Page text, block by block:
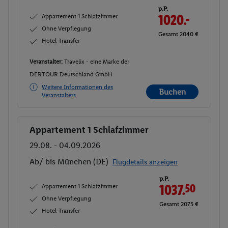
Appartement 1 Schlafzimmer
Ohne Verpflegung
Hotel-Transfer
p.P.
1020.-
Gesamt 2040 €
Veranstalter: Travelix - eine Marke der
DERTOUR Deutschland GmbH
Weitere Informationen des
Veranstalters
Buchen
Buchen
Appartement 1 Schlafzimmer
29.08. - 04.09.2026
Ab/ bis München (DE) Flugdetails anzeigen
Appartement 1 Schlafzimmer
Ohne Verpflegung
Hotel-Transfer
p.P.
1037.50
Gesamt 2075 €